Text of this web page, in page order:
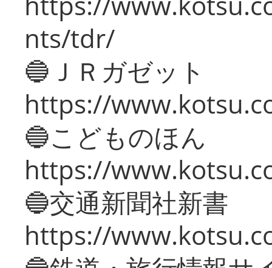
nts/tdr/
🔵ＪＲガゼット
https://
🔵こどものほん
https://
🔵交通新聞社新書
https://